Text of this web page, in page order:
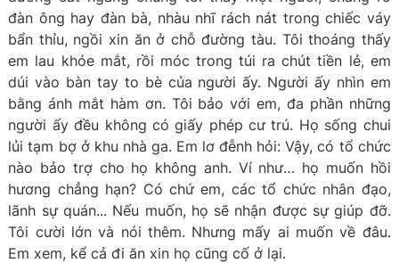
đàn ông hay đàn bà, nhàu nhĩ rách nát trong chiếc váy
bẩn thỉu, ngồi xin ăn ở chỗ đường tàu. Tôi thoáng thấy
em lau khóe mắt, rồi móc trong túi ra chút tiền lẻ, em
dúi vào bàn tay to bè của người ấy. Người ấy nhìn em
bằng ánh mắt hàm ơn. Tôi bảo với em, đa phần những
người ấy đều không có giấy phép cư trú. Họ sống chui
lủi tạm bợ ở khu nhà ga. Em lơ đễnh hỏi: Vậy, có tổ chức
nào bảo trợ cho họ không anh. Ví như… họ muốn hồi
hương chẳng hạn? Có chứ em, các tổ chức nhân đạo,
lãnh sự quán... Nếu muốn, họ sẽ nhận được sự giúp đỡ.
Tôi cười lớn và nói thêm. Nhưng mấy ai muốn về đâu.
Em xem, kể cả đi ăn xin họ cũng cố ở lại.